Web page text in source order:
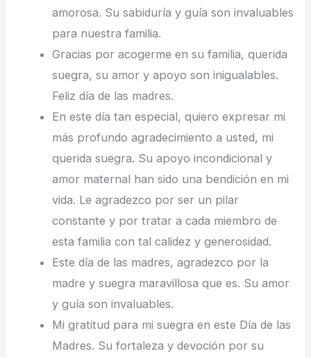
amorosa. Su sabiduría y guía son invaluables
para nuestra familia.
Gracias por acogerme en su familia, querida
suegra, su amor y apoyo son inigualables.
Feliz día de las madres.
En este día tan especial, quiero expresar mi
más profundo agradecimiento a usted, mi
querida suegra. Su apoyo incondicional y
amor maternal han sido una bendición en mi
vida. Le agradezco por ser un pilar
constante y por tratar a cada miembro de
esta familia con tal calidez y generosidad.
Este día de las madres, agradezco por la
madre y suegra maravillosa que es. Su amor
y guía son invaluables.
Mi gratitud para mi suegra en este Día de las
Madres. Su fortaleza y devoción por su